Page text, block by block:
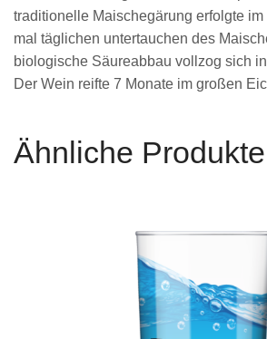
traditionelle Maischegärung erfolgte
mal täglichen untertauchen des
biologische Säureabbau vollzog sich
Der Wein reifte 7 Monate im großen
Ähnliche Produkte